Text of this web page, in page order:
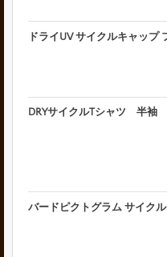
ドライUV サイクルキャップ
DRYサイクルTシャツ 半袖
バードピクトグラム サイク